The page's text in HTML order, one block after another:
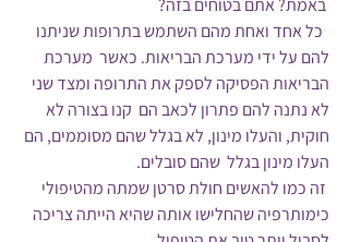
  כל אחד ואחת מהם השתמש בתרופות שניתנו
להם על ידי מערכת הבריאות. כאשר  מערכת
הבריאות הפסיקה לספק את התרופה ומצד שני
לא נתנה להם פתרון לכאב הם  קנו בצורה לא
חוקית, והעלו מינון, לא בגלל שהם מסוממים, הם
העלו מינון בגלל  שהם סובלים.
זה כמו להאשים חולת סרטן שמתה מהטיפולי
כימותרפיה שהחלישו אותה שהיא הייתה צריכה